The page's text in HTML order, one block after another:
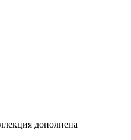
дополнена